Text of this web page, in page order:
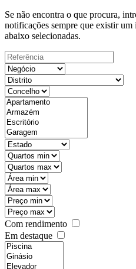
Se não encontra o que procura,
notificações sempre que existir
abaixo selecionadas.
Com rendimento
Em destaque